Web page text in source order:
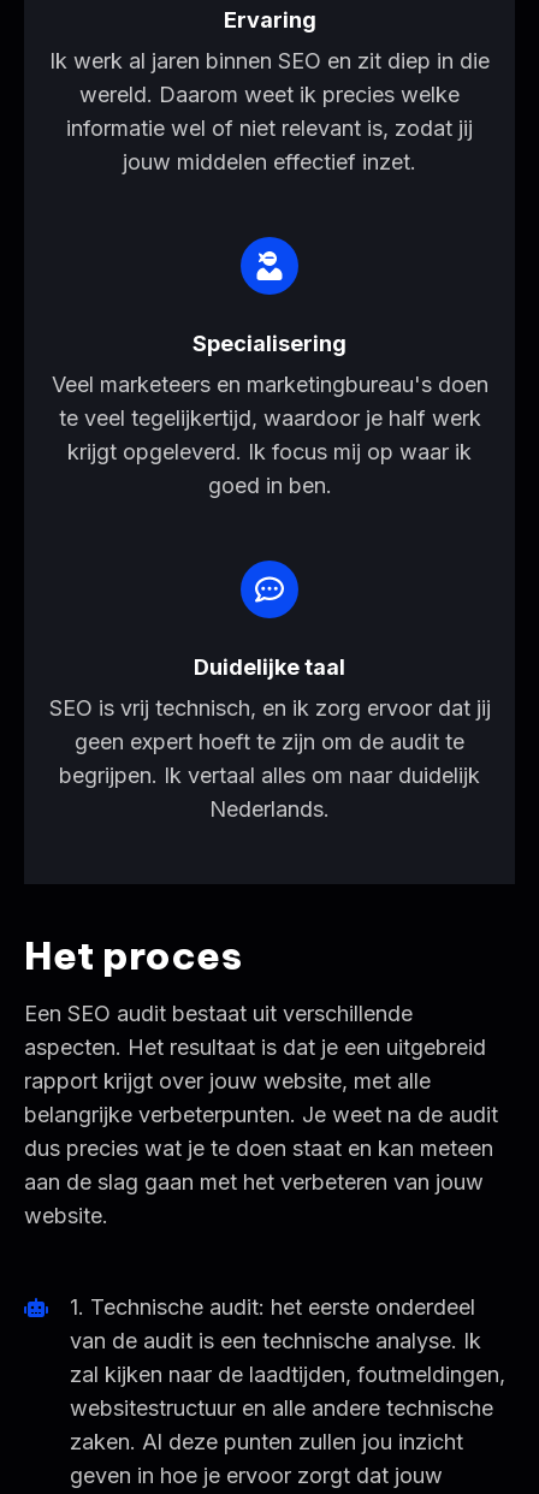
Ervaring
Ik werk al jaren binnen SEO en zit diep in die
wereld. Daarom weet ik precies welke
informatie wel of niet relevant is, zodat jij
jouw middelen effectief inzet.
Specialisering
Veel marketeers en marketingbureau's doen
te veel tegelijkertijd, waardoor je half werk
krijgt opgeleverd. Ik focus mij op waar ik
goed in ben.
Duidelijke taal
SEO is vrij technisch, en ik zorg ervoor dat jij
geen expert hoeft te zijn om de audit te
begrijpen. Ik vertaal alles om naar duidelijk
Nederlands.
Het proces
Een SEO audit bestaat uit verschillende
aspecten. Het resultaat is dat je een uitgebreid
rapport krijgt over jouw website, met alle
belangrijke verbeterpunten. Je weet na de audit
dus precies wat je te doen staat en kan meteen
aan de slag gaan met het verbeteren van jouw
website.
1. Technische audit: het eerste onderdeel
van de audit is een technische analyse. Ik
zal kijken naar de laadtijden, foutmeldingen,
websitestructuur en alle andere technische
zaken. Al deze punten zullen jou inzicht
geven in hoe je ervoor zorgt dat jouw